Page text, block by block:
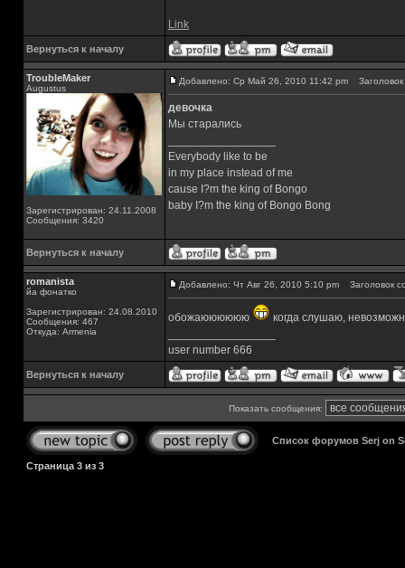
Link
Вернуться к началу
TroubleMaker
Augustus
Зарегистрирован: 24.11.2008
Сообщения: 3420
Добавлено: Ср Май 26, 2010 11:42 pm
девочка
Мы старались
Everybody like to be
in my place instead of me
cause I?m the king of Bongo
baby I?m the king of Bongo Bong
Вернуться к началу
romanista
йа фонатко
Зарегистрирован: 24.08.2010
Сообщения: 467
Откуда: Armenia
Добавлено: Чт Авг 26, 2010 5:10 pm Заголовок
обожаюююююю
когда слушаю,
user number 666
Вернуться к началу
Показать сообщения:
Список форумов Serj on
Страница 3 из 3